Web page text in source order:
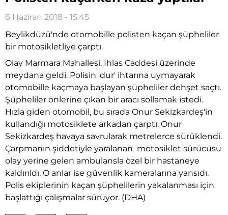
6 Haziran 2018 - 15:45
Beylikdüzü'nde otomobille polisten kaçan şüpheliler
bir motosikletliye çarptı.
Olay Marmara Mahallesi, İhlas Caddesi üzerinde
meydana geldi. Polisin 'dur' ihtarına uymayarak
otomobille kaçmaya başlayan şüpheliler dehşet saçtı.
Şüpheliler önlerine çıkan bir aracı sollamak istedi.
Hızla giden otomobil, bu sırada Onur Sekizkardeş'in
kullandığı motosiklete arkadan çarptı. Onur
Sekizkardeş havaya savrularak metrelerce sürüklendi.
Çarpmanın şiddetiyle yaralanan motosiklet sürücüsü
olay yerine gelen ambulansla özel bir hastaneye
kaldırıldı. O anlar ise güvenlik kameralarına yansıdı.
Polis ekiplerinin kaçan şüphelilerin yakalanması için
başlattığı çalışmalar sürüyor. (DHA)